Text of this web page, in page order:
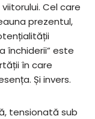
Cel care
prezentul,
închiderii” este
în care
Și invers.
tensionată sub